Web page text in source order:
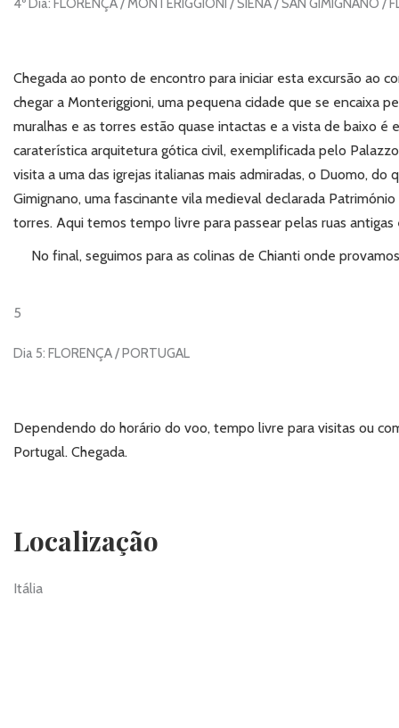
4º Dia: FLORENÇA / MONTERIGGIONI / SIENA / SAN GIMIGNANO /
Chegada ao ponto de encontro para iniciar esta excursão ao
chegar a Monteriggioni, uma pequena cidade que se encaixa
muralhas e as torres estão quase intactas e a vista de baixo é
caraterística arquitetura gótica civil, exemplificada pelo
visita a uma das igrejas italianas mais admiradas, o Duomo,
Gimignano, uma fascinante vila medieval declarada
torres. Aqui temos tempo livre para passear pelas ruas
No final, seguimos para as colinas de Chianti onde
5
Dia 5: FLORENÇA / PORTUGAL
Dependendo do horário do voo, tempo livre para visitas ou
Portugal. Chegada.
Localização
Itália